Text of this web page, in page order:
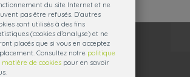
réalisations
du site Internet et ne
pas être refusés. D’autres
sont utilisés à des fins
(cookies d’analyse) et ne
placés que si vous en acceptez
Consultez notre politique
matière de cookiespour en savoir